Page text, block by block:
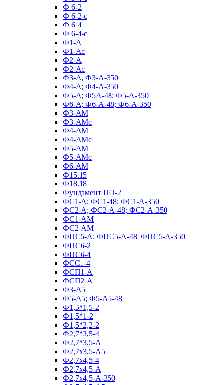
Ф 6-2
Ф 6-2-с
Ф 6-4
Ф 6-4-с
Ф1-А
Ф1-Ас
Ф2-А
Ф2-Ас
Ф3-А; Ф3-А-350
Ф4-А; Ф4-А-350
Ф5-А; Ф5А-48; Ф5-А-350
Ф6-А; Ф6-А-48; Ф6-А-350
Ф3-АМ
Ф3-АМс
Ф4-АМ
Ф4-АМс
Ф5-АМ
Ф5-АМс
Ф6-АМ
Ф15.15
Ф18.18
Фундамент ПО‑2
ФС1-А; ФС1-48; ФС1-А-350
ФС2-А; ФС2-А-48; ФС2-А-350
ФС1-АМ
ФС2-АМ
ФПС5-А; ФПС5-А-48; ФПС5-А-350
ФПС6-2
ФПС6-4
ФСС1-4
ФСП1-А
ФСП2-А
Ф3-А5
Ф5-А5; Ф5-А5-48
Ф1,5*1,5-2
Ф1,5*1-2
Ф1,5*2,2-2
Ф2,7*3,5-4
Ф2,7*3,5-А
Ф2,7х3,5-А5
Ф2,7х4,5-4
Ф2,7х4,5-А
Ф2,7х4,5-А-350